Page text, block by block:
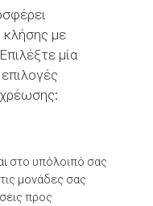
με
μία
στο υπόλοιπό σας
μονάδες σας
προς